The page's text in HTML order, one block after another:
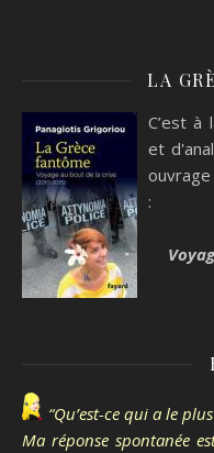
LA
C’est
et
ouvrage
:
“Qu’est-ce qui a le
Ma réponse spontanée